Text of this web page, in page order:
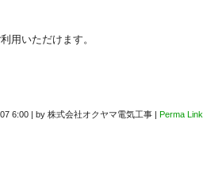
用いただけます。
6:00 by 株式会社オクヤマ電気工事 Perma Link